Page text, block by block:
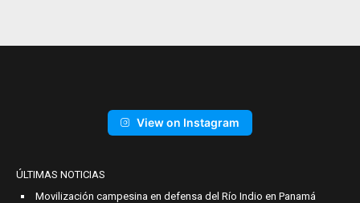
View on Instagram
ÚLTIMAS NOTICIAS
Movilización campesina en defensa del Río Indio en Panamá